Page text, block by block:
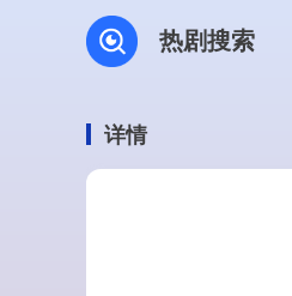
热剧搜索
详情